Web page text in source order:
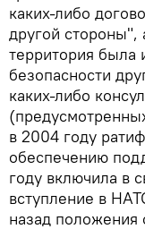
каких-либо
другой стороны",
территория была
безопасности
каких-либо
в 2004 году
обеспечению
году включила в
вступление в
назад положения